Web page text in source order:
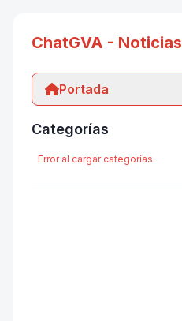
ChatGVA - Noticias
Portada
Categorías
Error al cargar categorías.